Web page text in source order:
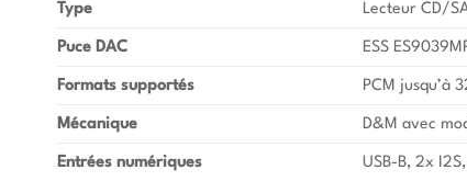
Type Lecteur CD/
Puce DAC ESS
Formats supportés PCM jusqu’à
Mécanique D&M avec
Entrées numériques USB-B, 2x